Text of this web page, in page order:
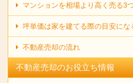
マンションを相場より高く売る3
坪単価は家を建てる際の目安にな
不動産売却の流れ
不動産売却のお役立ち情報